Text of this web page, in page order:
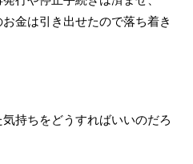
金は引き出せたので落ち着き
持ちをどうすればいいのだろ